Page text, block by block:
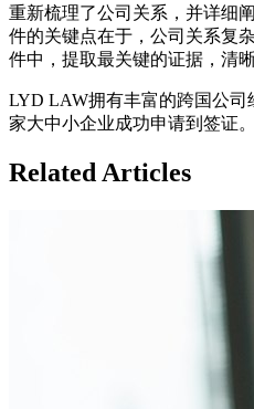
重新梳理了公司关系，并详细
件的关键点在于，公司关系复
件中，提取最关键的证据，清
LYD LAW拥有丰富的跨国公
家大中小企业成功申请到签证。
Related Articles